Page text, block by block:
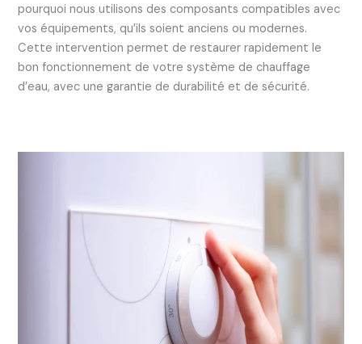
pourquoi nous utilisons des composants compatibles avec
vos équipements, qu’ils soient anciens ou modernes.
Cette intervention permet de restaurer rapidement le
bon fonctionnement de votre système de chauffage
d’eau, avec une garantie de durabilité et de sécurité.